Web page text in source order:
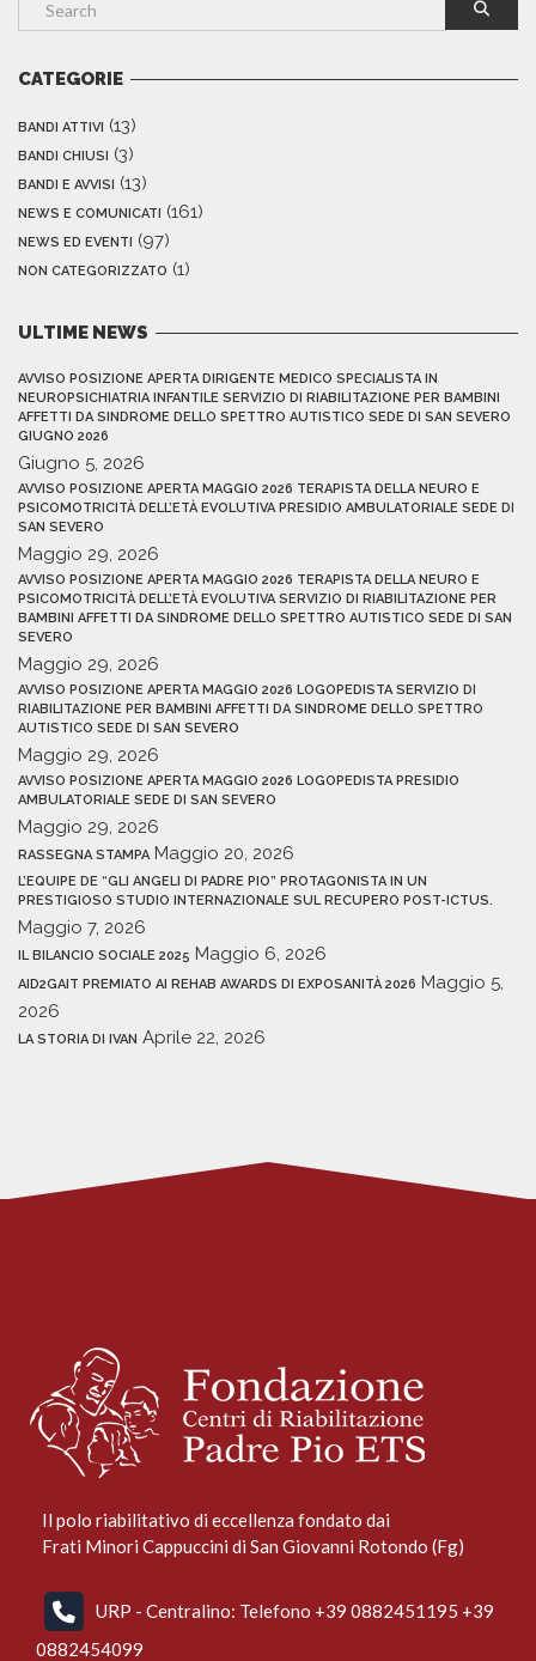
CATEGORIE
BANDI ATTIVI (13)
BANDI CHIUSI (3)
BANDI E AVVISI (13)
NEWS E COMUNICATI (161)
NEWS ED EVENTI (97)
NON CATEGORIZZATO (1)
ULTIME NEWS
AVVISO POSIZIONE APERTA DIRIGENTE MEDICO SPECIALISTA IN
NEUROPSICHIATRIA INFANTILE SERVIZIO DI RIABILITAZIONE PER BAMBINI
AFFETTI DA SINDROME DELLO SPETTRO AUTISTICO SEDE DI SAN SEVERO
GIUGNO 2026
Giugno 5, 2026
AVVISO POSIZIONE APERTA MAGGIO 2026 TERAPISTA DELLA NEURO E
PSICOMOTRICITÀ DELL’ETÀ EVOLUTIVA PRESIDIO AMBULATORIALE SEDE DI
SAN SEVERO
Maggio 29, 2026
AVVISO POSIZIONE APERTA MAGGIO 2026 TERAPISTA DELLA NEURO E
PSICOMOTRICITÀ DELL’ETÀ EVOLUTIVA SERVIZIO DI RIABILITAZIONE PER
BAMBINI AFFETTI DA SINDROME DELLO SPETTRO AUTISTICO SEDE DI SAN
SEVERO
Maggio 29, 2026
AVVISO POSIZIONE APERTA MAGGIO 2026 LOGOPEDISTA SERVIZIO DI
RIABILITAZIONE PER BAMBINI AFFETTI DA SINDROME DELLO SPETTRO
AUTISTICO SEDE DI SAN SEVERO
Maggio 29, 2026
AVVISO POSIZIONE APERTA MAGGIO 2026 LOGOPEDISTA PRESIDIO
AMBULATORIALE SEDE DI SAN SEVERO
Maggio 29, 2026
RASSEGNA STAMPA Maggio 20, 2026
L’EQUIPE DE “GLI ANGELI DI PADRE PIO” PROTAGONISTA IN UN
PRESTIGIOSO STUDIO INTERNAZIONALE SUL RECUPERO POST-ICTUS.
Maggio 7, 2026
IL BILANCIO SOCIALE 2025 Maggio 6, 2026
AID2GAIT PREMIATO AI REHAB AWARDS DI EXPOSANITÀ 2026 Maggio 5,
2026
LA STORIA DI IVAN Aprile 22, 2026
Il polo riabilitativo di eccellenza fondato dai
Frati Minori Cappuccini di San Giovanni Rotondo (Fg)
URP - Centralino: Telefono +39 0882451195 +39
0882454099